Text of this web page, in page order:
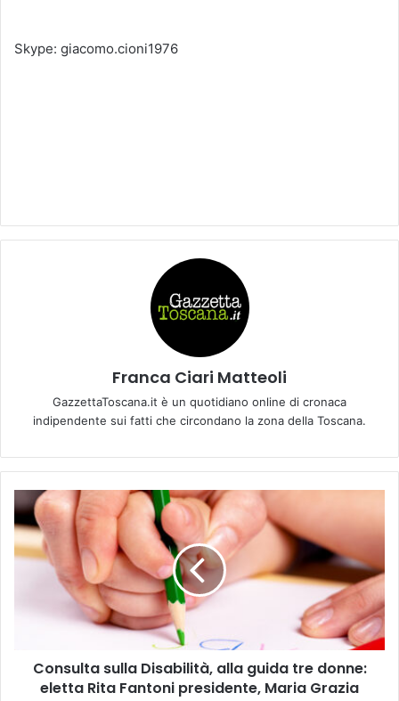
Skype: giacomo.cioni1976
Franca Ciari Matteoli
GazzettaToscana.it è un quotidiano online di cronaca
indipendente sui fatti che circondano la zona della Toscana.
o
n
s
Consulta sulla Disabilità, alla guida tre donne:
eletta Rita Fantoni presidente, Maria Grazia